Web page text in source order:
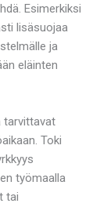
Esimerkiksi
lisäsuojaa
ja
eläinten
tarvittavat
Toki
työmaalla
tai